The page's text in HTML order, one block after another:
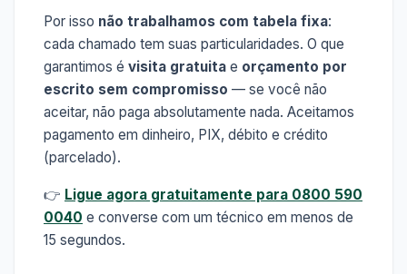
Por isso não trabalhamos com tabela fixa:
cada chamado tem suas particularidades. O que
garantimos é visita gratuita e orçamento por
escrito sem compromisso — se você não
aceitar, não paga absolutamente nada. Aceitamos
pagamento em dinheiro, PIX, débito e crédito
(parcelado).
👉 Ligue agora gratuitamente para 0800 590
0040 e converse com um técnico em menos de
15 segundos.